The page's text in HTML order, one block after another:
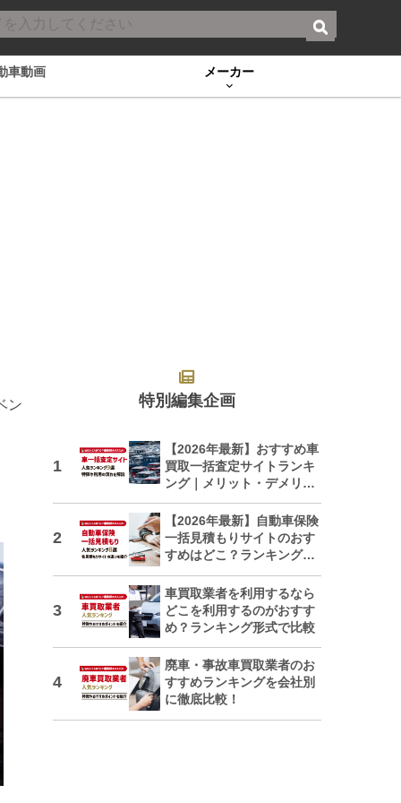
車動画 メーカー
ン 特別編集企画
【2026年最新】おすすめ車
買取一括査定サイトランキ
ング｜メリット・デメリッ
トも解説
【2026年最新】自動車保険
一括見積もりサイトのおす
すめはどこ？ランキングで
車買取業者を利用するなら
どこを利用するのがおすす
め？ランキング形式で比較
廃車・事故車買取業者のお
すすめランキングを会社別
に徹底比較！